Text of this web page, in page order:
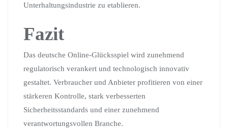
Unterhaltungsindustrie zu etablieren.
Fazit
Das deutsche Online-Glücksspiel wird zunehmend
regulatorisch verankert und technologisch innovativ
gestaltet. Verbraucher und Anbieter profitieren von einer
stärkeren Kontrolle, stark verbesserten
Sicherheitsstandards und einer zunehmend
verantwortungsvollen Branche.